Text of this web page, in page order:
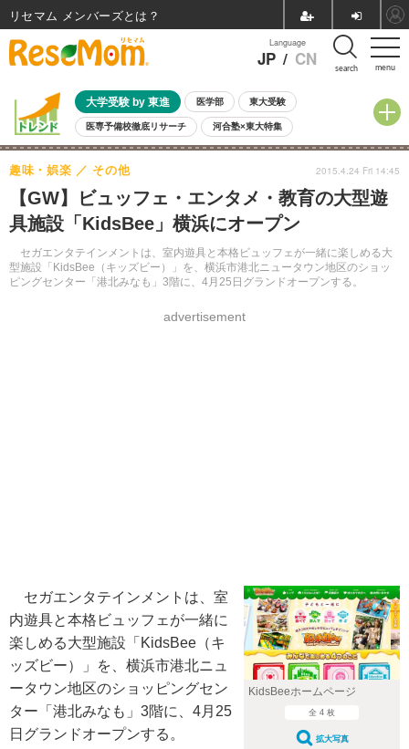
menu
Language
JP / CN search
大学受験 by 東進 医学部 東大受験
医専予備校徹底リサーチ 河合塾×東大特集
親子で考える大学選び 高校受験 中学受験 小学校受験
共通テスト 夏休み
8月開催イベント・WS 全国公立高校 過去問 人気記事
自由研究教材（小学生向け） 自由研究教材（中学生向け）
【GW】ビュッフェ・エンタメ・教育の大型遊
具施設「KidsBee」横浜にオープン
セガエンタテインメントは、室内遊具と本格ビュッフェが一緒に楽しめる大
型施設「KidsBee（キッズビー）」を、横浜市港北ニュータウン地区のショッ
ピングセンター「港北みなも」3階に、4月25日グランドオープンする。
趣味・娯楽 その他
advertisement
2015.4.24 Fri 14:45
KidsBeeホームページ
全 4 枚
拡大写真
セガエンタテインメントは、室
内遊具と本格ビュッフェが一緒に
楽しめる大型施設「KidsBee（キ
ッズビー）」を、横浜市港北ニュ
ータウン地区のショッピングセン
ター「港北みなも」3階に、4月25
日グランドオープンする。
リセマム メンバーズ